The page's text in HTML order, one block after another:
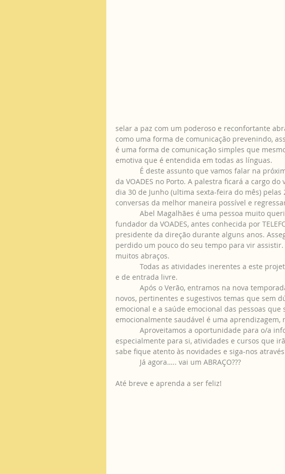
selar a paz com um poderoso e reconfortante
como uma forma de comunicação prevenindo,
é uma forma de comunicação simples que
emotiva que é entendida em todas as línguas.
da VOADES no Porto. A palestra ficará a cargo
dia 30 de Junho (ultima sexta-feira do mês) pelas
conversas da melhor maneira possível e
fundador da VOADES, antes conhecida por
presidente da direção durante alguns anos.
perdido um pouco do seu tempo para vir
muitos abraços.
e de entrada livre.
novos, pertinentes e sugestivos temas que sem
emocional e a saúde emocional das pessoas
emocionalmente saudável é uma aprendizagem,
especialmente para si, atividades e cursos que
sabe fique atento às novidades e siga-nos
            Já agora….. vai um ABRAÇO???
Até breve e aprenda a ser feliz!